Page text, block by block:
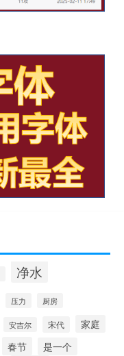
净水
压力 厨房
安吉尔 宋代
家庭
春节 是一个